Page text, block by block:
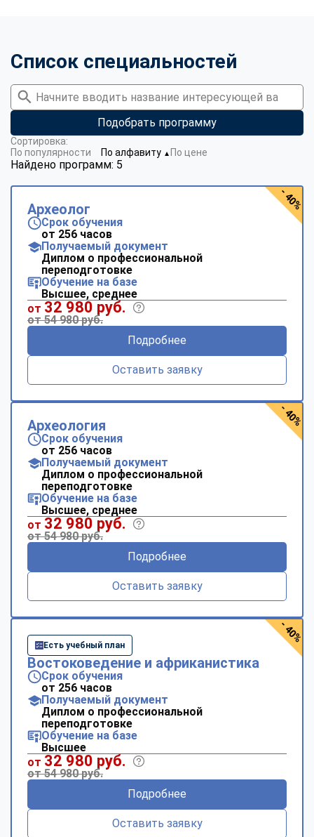
Список специальностей
Подобрать программу
Найдено программ: 5
Сортировка:
По популярности
По алфавиту ▼ По цене
Археолог
Срок обучения
от 256 часов
Получаемый документ
Диплом о профессиональной
переподготовке
Обучение на базе
Высшее, среднее
от 32 980 руб.
от 54 980 руб.
Подробнее
Оставить заявку
- 40%
Археология
Срок обучения
от 256 часов
Получаемый документ
Диплом о профессиональной
переподготовке
Обучение на базе
Высшее, среднее
от 32 980 руб.
от 54 980 руб.
Подробнее
Оставить заявку
- 40%
Есть учебный план
Востоковедение и африканистика
Срок обучения
от 256 часов
Получаемый документ
Диплом о профессиональной
переподготовке
Обучение на базе
Высшее
от 32 980 руб.
от 54 980 руб.
Подробнее
Оставить заявку
- 40%